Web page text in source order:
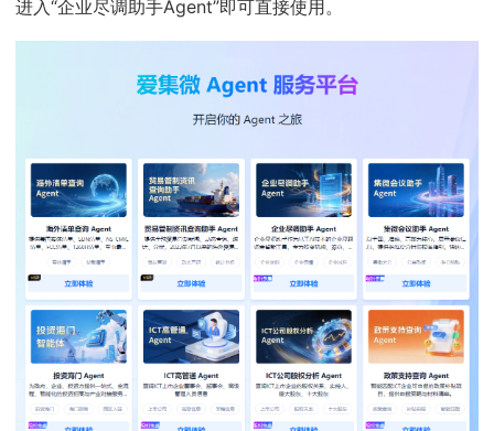
进入“企业尽调助手Agent”即可直接使用。